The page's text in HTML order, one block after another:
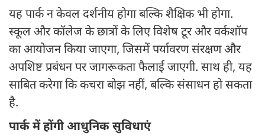
यह पार्क न केवल दर्शनीय होगा बल्कि शैक्षिक भी होगा.
स्कूल और कॉलेज के छात्रों के लिए विशेष टूर और वर्कशॉप
का आयोजन किया जाएगा, जिसमें पर्यावरण संरक्षण और
अपशिष्ट प्रबंधन पर जागरूकता फैलाई जाएगी. साथ ही, यह
साबित करेगा कि कचरा बोझ नहीं, बल्कि संसाधन हो सकता
है.
पार्क में होंगी आधुनिक सुविधाएं